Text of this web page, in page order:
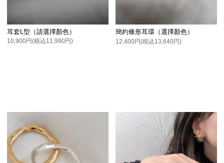
耳套L型（請選擇顏色）
10,900円(税込11,990円)
簡約條形耳環（選擇顏色）
12,400円(税込13,640円)